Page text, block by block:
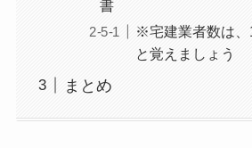
書
※宅建業者数は、
と覚えましょう
まとめ